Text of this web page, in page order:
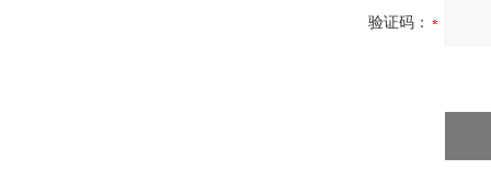
验证码：